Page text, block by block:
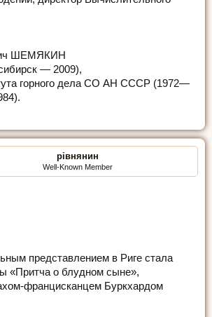
ШЕМЯКИН
— 2009),
горного дела СО АН СССР (1972—
рівнянин
Well-Known Member
представлением в Риге стала
«Притча о блудном сыне»,
францисканцем Буркхардом